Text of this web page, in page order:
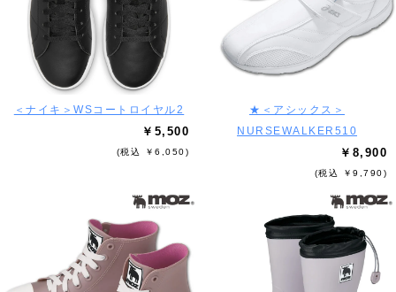
＜ナイキ＞WSコートロイヤル2
￥5,500
(税込 ￥6,050)
★＜アシックス＞
NURSEWALKER510
￥8,900
(税込 ￥9,790)